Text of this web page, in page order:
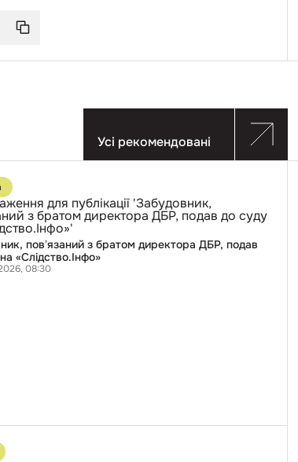
Усі рекомендовані
повʼязаний з братом директора ДБР, подав
«Слідство.Інфо»
08:30